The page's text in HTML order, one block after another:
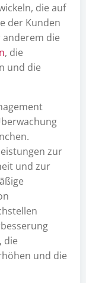
die auf
der Kunden
die
, die
und die
zur
und zur
die
und die